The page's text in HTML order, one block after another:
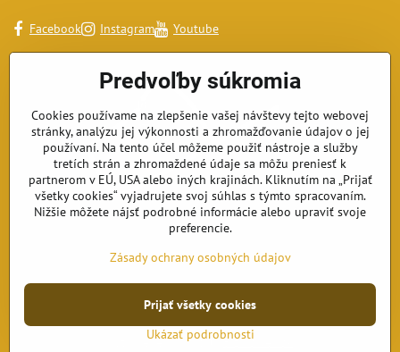
Facebook Instagram Youtube
©2026Copyright
Predvoľby súkromiaZásady ochrany osobných údajov
Vytvorené pomocou:BiznisWeb.sk
Predvoľby súkromia
Cookies používame na zlepšenie vašej návštevy tejto webovej
stránky, analýzu jej výkonnosti a zhromažďovanie údajov o jej
používaní. Na tento účel môžeme použiť nástroje a služby
tretích strán a zhromaždené údaje sa môžu preniesť k
partnerom v EÚ, USA alebo iných krajinách. Kliknutím na „Prijať
všetky cookies“ vyjadrujete svoj súhlas s týmto spracovaním.
Nižšie môžete nájsť podrobné informácie alebo upraviť svoje
preferencie.
Zásady ochrany osobných údajov
Ukázať podrobnosti
Prijať všetky cookies